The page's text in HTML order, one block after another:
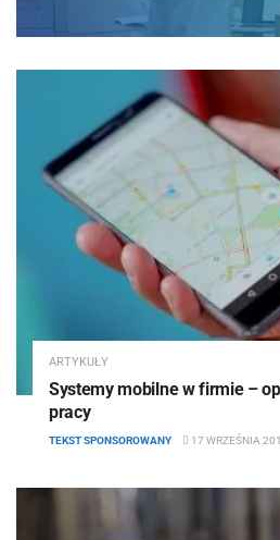
ARTYKUŁY
Systemy mobilne w firmie –
pracy
TEKST SPONSOROWANY 17 WRZEŚNIA